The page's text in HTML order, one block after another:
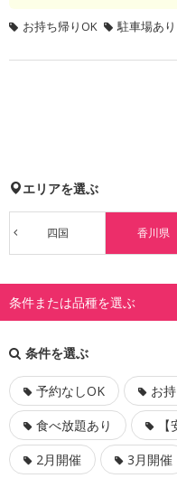
お持ち帰りOK 駐車場あり
エリアを選ぶ
四国 香川県
条件または品種を選ぶ
条件を選ぶ
予約なしOK お
食べ放題あり
2月開催
3月開催